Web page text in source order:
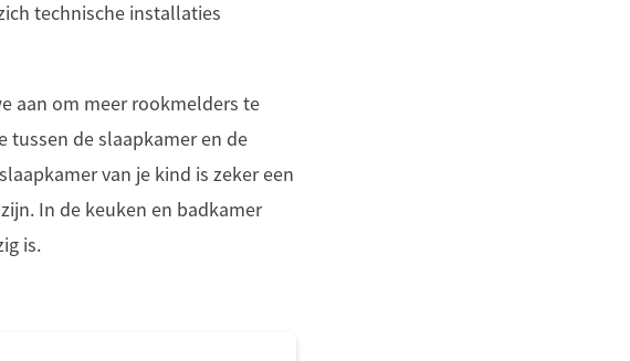
technische installaties
aan om meer rookmelders te
tussen de slaapkamer en de
van je kind is zeker een
In de keuken en badkamer
is.